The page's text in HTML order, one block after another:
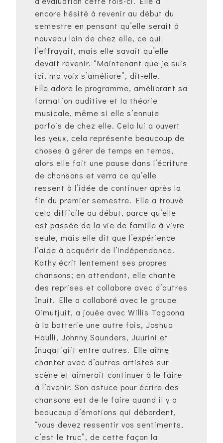
encore hésité à revenir au début du
semestre en pensant qu’elle serait à
nouveau loin de chez elle, ce qui
l’effrayait, mais elle savait qu’elle
devait revenir. “Maintenant que je suis
ici, ma voix s’améliore”, dit-elle.
Elle adore le programme, améliorant sa
formation auditive et la théorie
musicale, même si elle s’ennuie
parfois de chez elle. Cela lui a ouvert
les yeux, cela représente beaucoup de
choses à gérer de temps en temps,
alors elle fait une pause dans l’écriture
de chansons et verra ce qu’elle
ressent à l’idée de continuer après la
fin du premier semestre. Elle a trouvé
cela difficile au début, parce qu’elle
est passée de la vie de famille à vivre
seule, mais elle dit que l’expérience
l’aide à acquérir de l’indépendance.
Kathy écrit lentement ses propres
chansons; en attendant, elle chante
des reprises et collabore avec d’autres
Inuit. Elle a collaboré avec le groupe
Qimutjuit, a jouée avec Willis Tagoona
à la batterie une autre fois, Joshua
Haulli, Johnny Saunders, Juurini et
Inuqatigiit entre autres. Elle aime
chanter avec d’autres artistes sur
scène et aimerait continuer à le faire
à l’avenir. Son astuce pour écrire des
chansons est de le faire quand il y a
beaucoup d’émotions qui débordent,
“vous devez ressentir vos sentiments,
c’est le truc”, de cette façon la